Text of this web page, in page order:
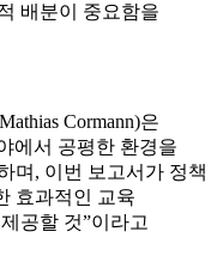
배분이 중요함을
Cormann)은
에서 공평한 환경을
며, 이번 보고서가 정책
효과적인 교육
공할 것”이라고